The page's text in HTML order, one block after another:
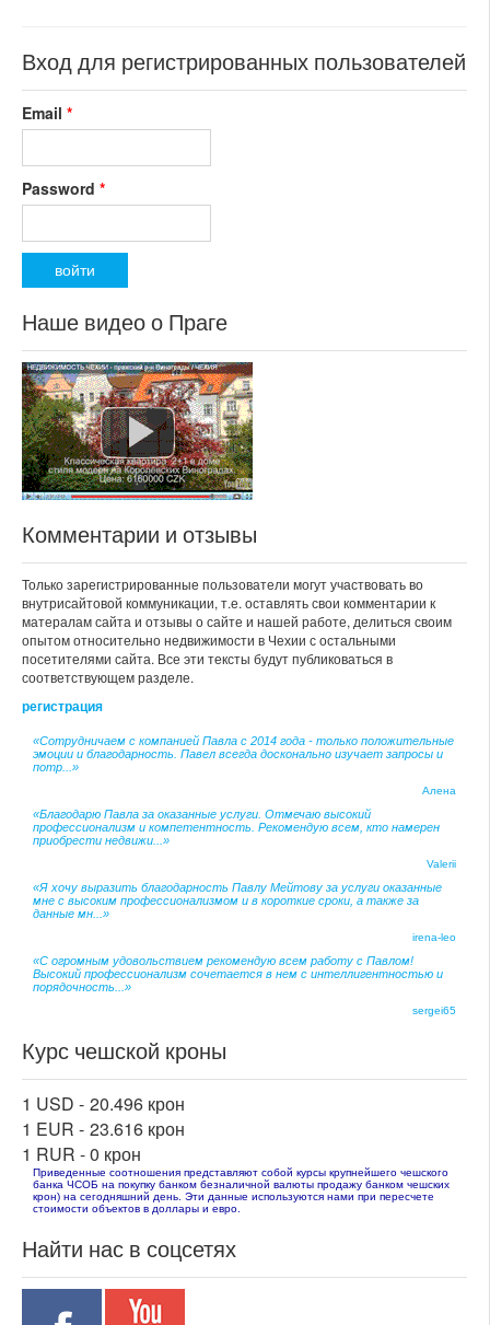
Вход для регистрированных пользователей
Email *
Password *
Наше видео о Праге
Комментарии и отзывы
Только зарегистрированные пользователи могут участвовать во
внутрисайтовой коммуникации, т.е. оставлять свои комментарии к
матералам сайта и отзывы о сайте и нашей работе, делиться своим
опытом относительно недвижимости в Чехии с остальными
посетителями сайта. Все эти тексты будут публиковаться в
соответствующем разделе.
регистрация
«Сотрудничаем с компанией Павла с 2014 года - только положительные
эмоции и благодарность. Павел всегда досконально изучает запросы и
потр...»
Алена
«Благодарю Павла за оказанные услуги. Отмечаю высокий
профессионализм и компетентность. Рекомендую всем, кто намерен
приобрести недвижи...»
Valerii
«Я хочу выразить благодарность Павлу Мейтову за услуги оказанные
мне с высоким профессионализмом и в короткие сроки, а также за
данные мн...»
irena-leo
«С огромным удовольствием рекомендую всем работу с Павлом!
Высокий профессионализм сочетается в нем с интеллигентностью и
порядочность...»
sergei65
Курс чешской кроны
1 USD - 20.496 крон
1 EUR - 23.616 крон
1 RUR -0 крон
Приведенные соотношения представляют собой курсы крупнейшего чешского
банка ЧСОБ на покупку банком безналичной валюты продажу банком чешских
крон) на сегодняшний день. Эти данные используются нами при пересчете
стоимости объектов в доллары и евро.
Найти нас в соцсетях